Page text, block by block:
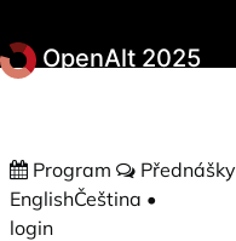
OpenAlt 2025
Program Přednášky
EnglishČeština •
login